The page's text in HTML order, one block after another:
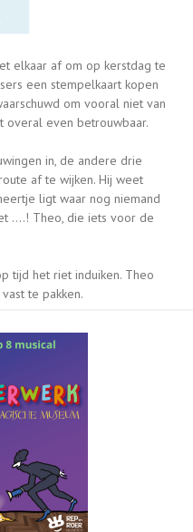
elkaar af om op kerstdag te
een stempelkaart kopen
om vooral niet van
overal even betrouwbaar.
in, de andere drie
af te wijken. Hij weet
ligt waar nog niemand
....! Theo, die iets voor de
tijd het riet induiken. Theo
te pakken.